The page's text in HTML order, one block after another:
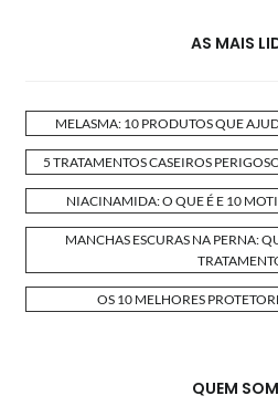
AS MAIS
MELASMA: 10 PRODUTOS QUE
5 TRATAMENTOS CASEIROS
NIACINAMIDA: O QUE É E 10
MANCHAS ESCURAS NA PERNA:
OS 10 MELHORES
QUEM